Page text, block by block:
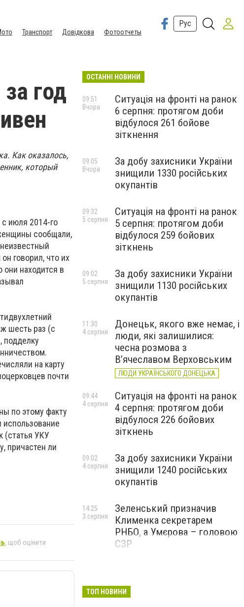
Транспорт Довідкова Фотоотчеты
Рус
год
Как оказалось,
который
июля 2014-го
сообщали,
говорил, что их
находится в
шесть раз (с
подделку
на карту
почти
по этому факту
(статья УКУ
причастен ли
, щоб оцінити
ОСТАННІ НОВИНИ
Ситуація на фронті на ранок
6 серпня: протягом доби
відбулося 261 бойове
зіткнення
09:51
Вчора
За добу захисники України
знищили 1330 російських
окупантів
09:05
Вчора
Ситуація на фронті на ранок
5 серпня: протягом доби
відбулося 259 бойових
зіткнень
09:32
5 серпня
За добу захисники України
знищили 1130 російських
окупантів
09:02
5 серпня
Донецьк, якого вже немає, і
люди, які залишилися:
чесна розмова з
В’ячеславом Верховським
ЛЮДИ УКРАЇНСЬКОГО ДОНЕЦЬКА
11:30
4 серпня
Ситуація на фронті на ранок
4 серпня: протягом доби
відбулося 226 бойових
зіткнень
09:44
4 серпня
За добу захисники України
знищили 1240 російських
окупантів
09:02
4 серпня
Зеленський призначив
Клименка секретарем
РНБО, а Умєрова – головою
СЗР
14:25
3 серпня
ТОП НОВИНИ